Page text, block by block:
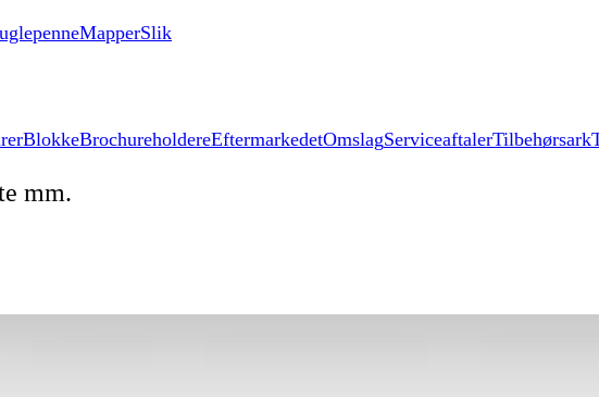
MapperSlik
BlokkeBrochureholdereEftermarkedetOmslagServiceaftalerTilbehørsark
mm.